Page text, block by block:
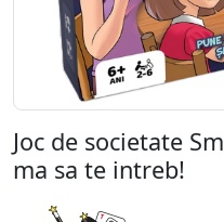
Joc de societate
ma sa te intreb!